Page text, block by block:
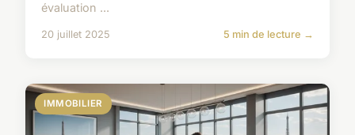
évaluation ...
20 juillet 2025 5 min de lecture →
IMMOBILIER